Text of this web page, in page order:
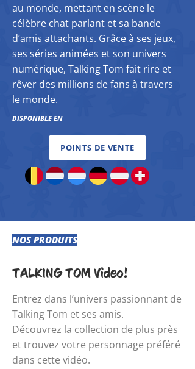
au monde, mettant en scène le
célèbre chat parlant et sa bande
d’amis attachants. Grâce à ses jeux,
ses séries animées et son univers
numérique, Talking Tom fait rire et
rêver des millions de fans à travers
le monde.
DISPONIBLE EN
POINTS DE VENTE
NOS PRODUITS
TALKING TOM Video!
Entrez dans l’univers passionnant de
Talking Tom et ses amis.
Découvrez la collection de plus près
et trouvez votre personnage préféré
dans cette vidéo.